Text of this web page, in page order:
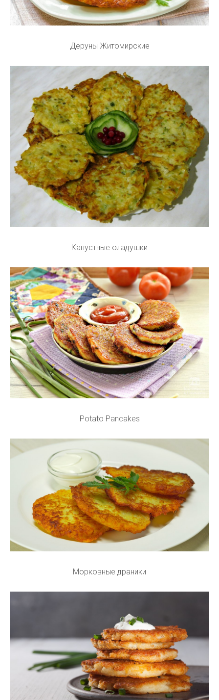
Деруны Житомирские
Капустные оладушки
Potato Pancakes
Морковные драники